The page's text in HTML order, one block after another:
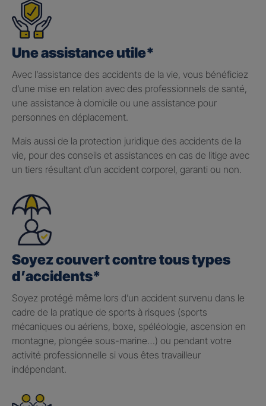
Une assistance utile*
Avec l’assistance des accidents de la vie, vous bénéficiez
d’une mise en relation avec des professionnels de santé,
une assistance à domicile ou une assistance pour
personnes en déplacement.
Mais aussi de la protection juridique des accidents de la
vie, pour des conseils et assistances en cas de litige avec
un tiers résultant d’un accident corporel, garanti ou non.
Soyez couvert contre tous types
d’accidents*
Soyez protégé même lors d’un accident survenu dans le
cadre de la pratique de sports à risques (sports
mécaniques ou aériens, boxe, spéléologie, ascension en
montagne, plongée sous-marine…) ou pendant votre
activité professionnelle si vous êtes travailleur
indépendant.